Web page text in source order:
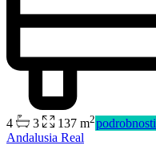
4 3 137 m2podrobnosti
Andalusia Real